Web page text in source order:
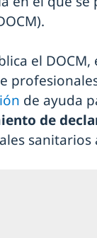
el
de ayuda
de
sanitarios